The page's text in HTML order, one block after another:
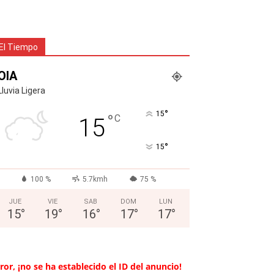
Tiempo
Ligera
15°C 15°
15°
100 % 5.7kmh 75 %
JUE
15°
VIE
19°
SAB
16°
DOM
17°
LUN
17°
¡no se ha establecido el ID del anuncio!